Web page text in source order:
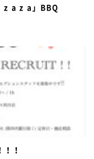
z a z a」BBQ
！！